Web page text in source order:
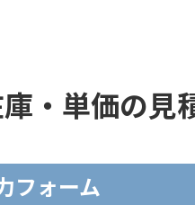
・単価の見
フォーム